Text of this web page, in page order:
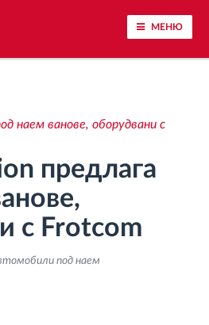
МЕНЮ
шофиране
за шофиране
сила
наем ванове, оборудвани с
предлага
с Frotcom
под наем